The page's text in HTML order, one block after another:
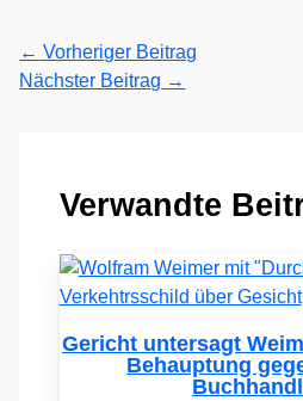
← Vorheriger Beitrag
Nächster Beitrag →
Verwandte
Gericht untersagt
Behauptung